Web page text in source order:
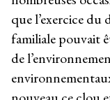
que l’exercice du
familiale pouvait
de